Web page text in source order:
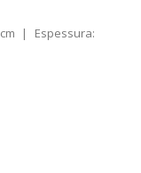
| Espessura: